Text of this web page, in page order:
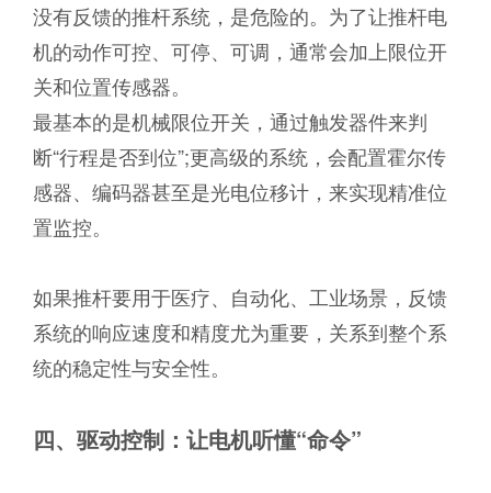
没有反馈的推杆系统，是危险的。为了让推杆电
机的动作可控、可停、可调，通常会加上限位开
关和位置传感器。
最基本的是机械限位开关，通过触发器件来判
断“行程是否到位”;更高级的系统，会配置霍尔传
感器、编码器甚至是光电位移计，来实现精准位
置监控。
如果推杆要用于医疗、自动化、工业场景，反馈
系统的响应速度和精度尤为重要，关系到整个系
统的稳定性与安全性。
四、驱动控制：让电机听懂“命令”